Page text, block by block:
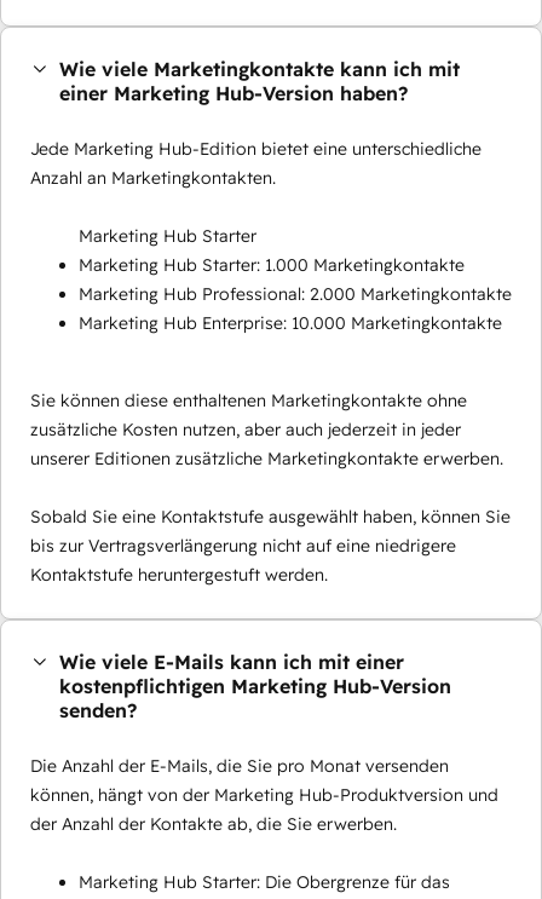
Wie viele Marketingkontakte kann ich mit
einer Marketing Hub-Version haben?
Jede Marketing Hub-Edition bietet eine unterschiedliche
Anzahl an Marketingkontakten.
Marketing Hub Starter
Marketing Hub Starter: 1.000 Marketingkontakte
Marketing Hub Professional: 2.000 Marketingkontakte
Marketing Hub Enterprise: 10.000 Marketingkontakte
Sie können diese enthaltenen Marketingkontakte ohne
zusätzliche Kosten nutzen, aber auch jederzeit in jeder
unserer Editionen zusätzliche Marketingkontakte erwerben.
Sobald Sie eine Kontaktstufe ausgewählt haben, können Sie
bis zur Vertragsverlängerung nicht auf eine niedrigere
Kontaktstufe heruntergestuft werden.
Wie viele E-Mails kann ich mit einer
kostenpflichtigen Marketing Hub-Version
senden?
Die Anzahl der E-Mails, die Sie pro Monat versenden
können, hängt von der Marketing Hub-Produktversion und
der Anzahl der Kontakte ab, die Sie erwerben.
Marketing Hub Starter: Die Obergrenze für das